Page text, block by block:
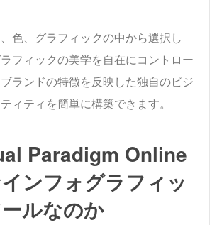
色、グラフィックの中から選択し
フィックの美学を自在にコントロー
ランドの特徴を反映した独自のビジ
ィティを簡単に構築できます。
Paradigm Online
ンフォグラフィッ
ルなのか